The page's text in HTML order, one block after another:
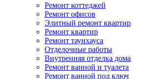
Ремонт коттеджей
Ремонт офисов
Элитный ремонт квартир
Ремонт квартир
Ремонт таунхауса
Отделочные работы
Внутренняя отделка дома
Ремонт ванной и туалета
Ремонт ванной под ключ